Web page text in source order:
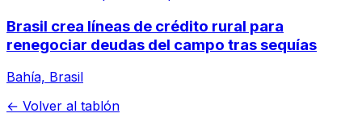
Brasil crea líneas de crédito rural para
renegociar deudas del campo tras sequías
Bahía, Brasil
← Volver al tablón